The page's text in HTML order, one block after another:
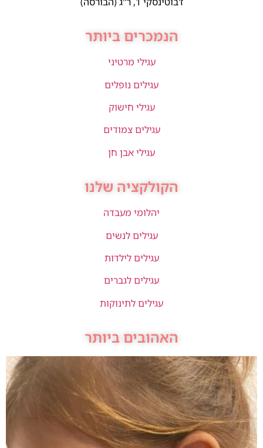
הנמכרים ביותר
עגילי מרטיני
עגילים נופלים
עגילי חישוק
עגילים צמודים
עגילי אבן חן
הקולקציה שלנו
יהלומי מעבדה
עגילים לנשים
עגילים לילדות
עגילים לגברים
עגילים לתינוקות
האהובים ביותר